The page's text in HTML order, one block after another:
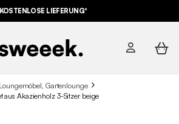
KOSTENLOSE LIEFERUNG*
Loungemöbel, Gartenlounge
aus Akazienholz 3-Sitzer beige